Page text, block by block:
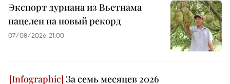
Экспорт дуриана из Вьетнама
нацелен на новый рекорд
07/08/2026 21:00
За семь месяцев 2026